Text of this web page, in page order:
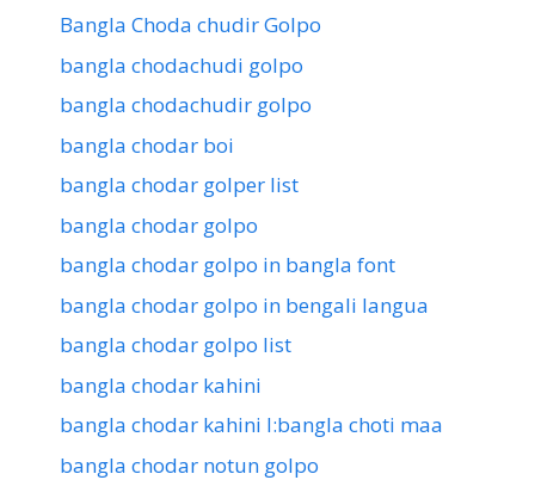
Bangla Choda chudir Golpo
bangla chodachudi golpo
bangla chodachudir golpo
bangla chodar boi
bangla chodar golper list
bangla chodar golpo
bangla chodar golpo in bangla font
bangla chodar golpo in bengali langua
bangla chodar golpo list
bangla chodar kahini
bangla chodar kahini l:bangla choti maa
bangla chodar notun golpo